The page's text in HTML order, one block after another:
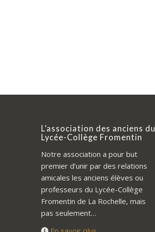
L’association des anciens du
Lycée-Collège Fromentin
Notre association a pour but
premier d’unir par des relations
amicales les anciens élèves ou
professeurs du Lycée-Collège
Fromentin de La Rochelle, mais
pas seulement…